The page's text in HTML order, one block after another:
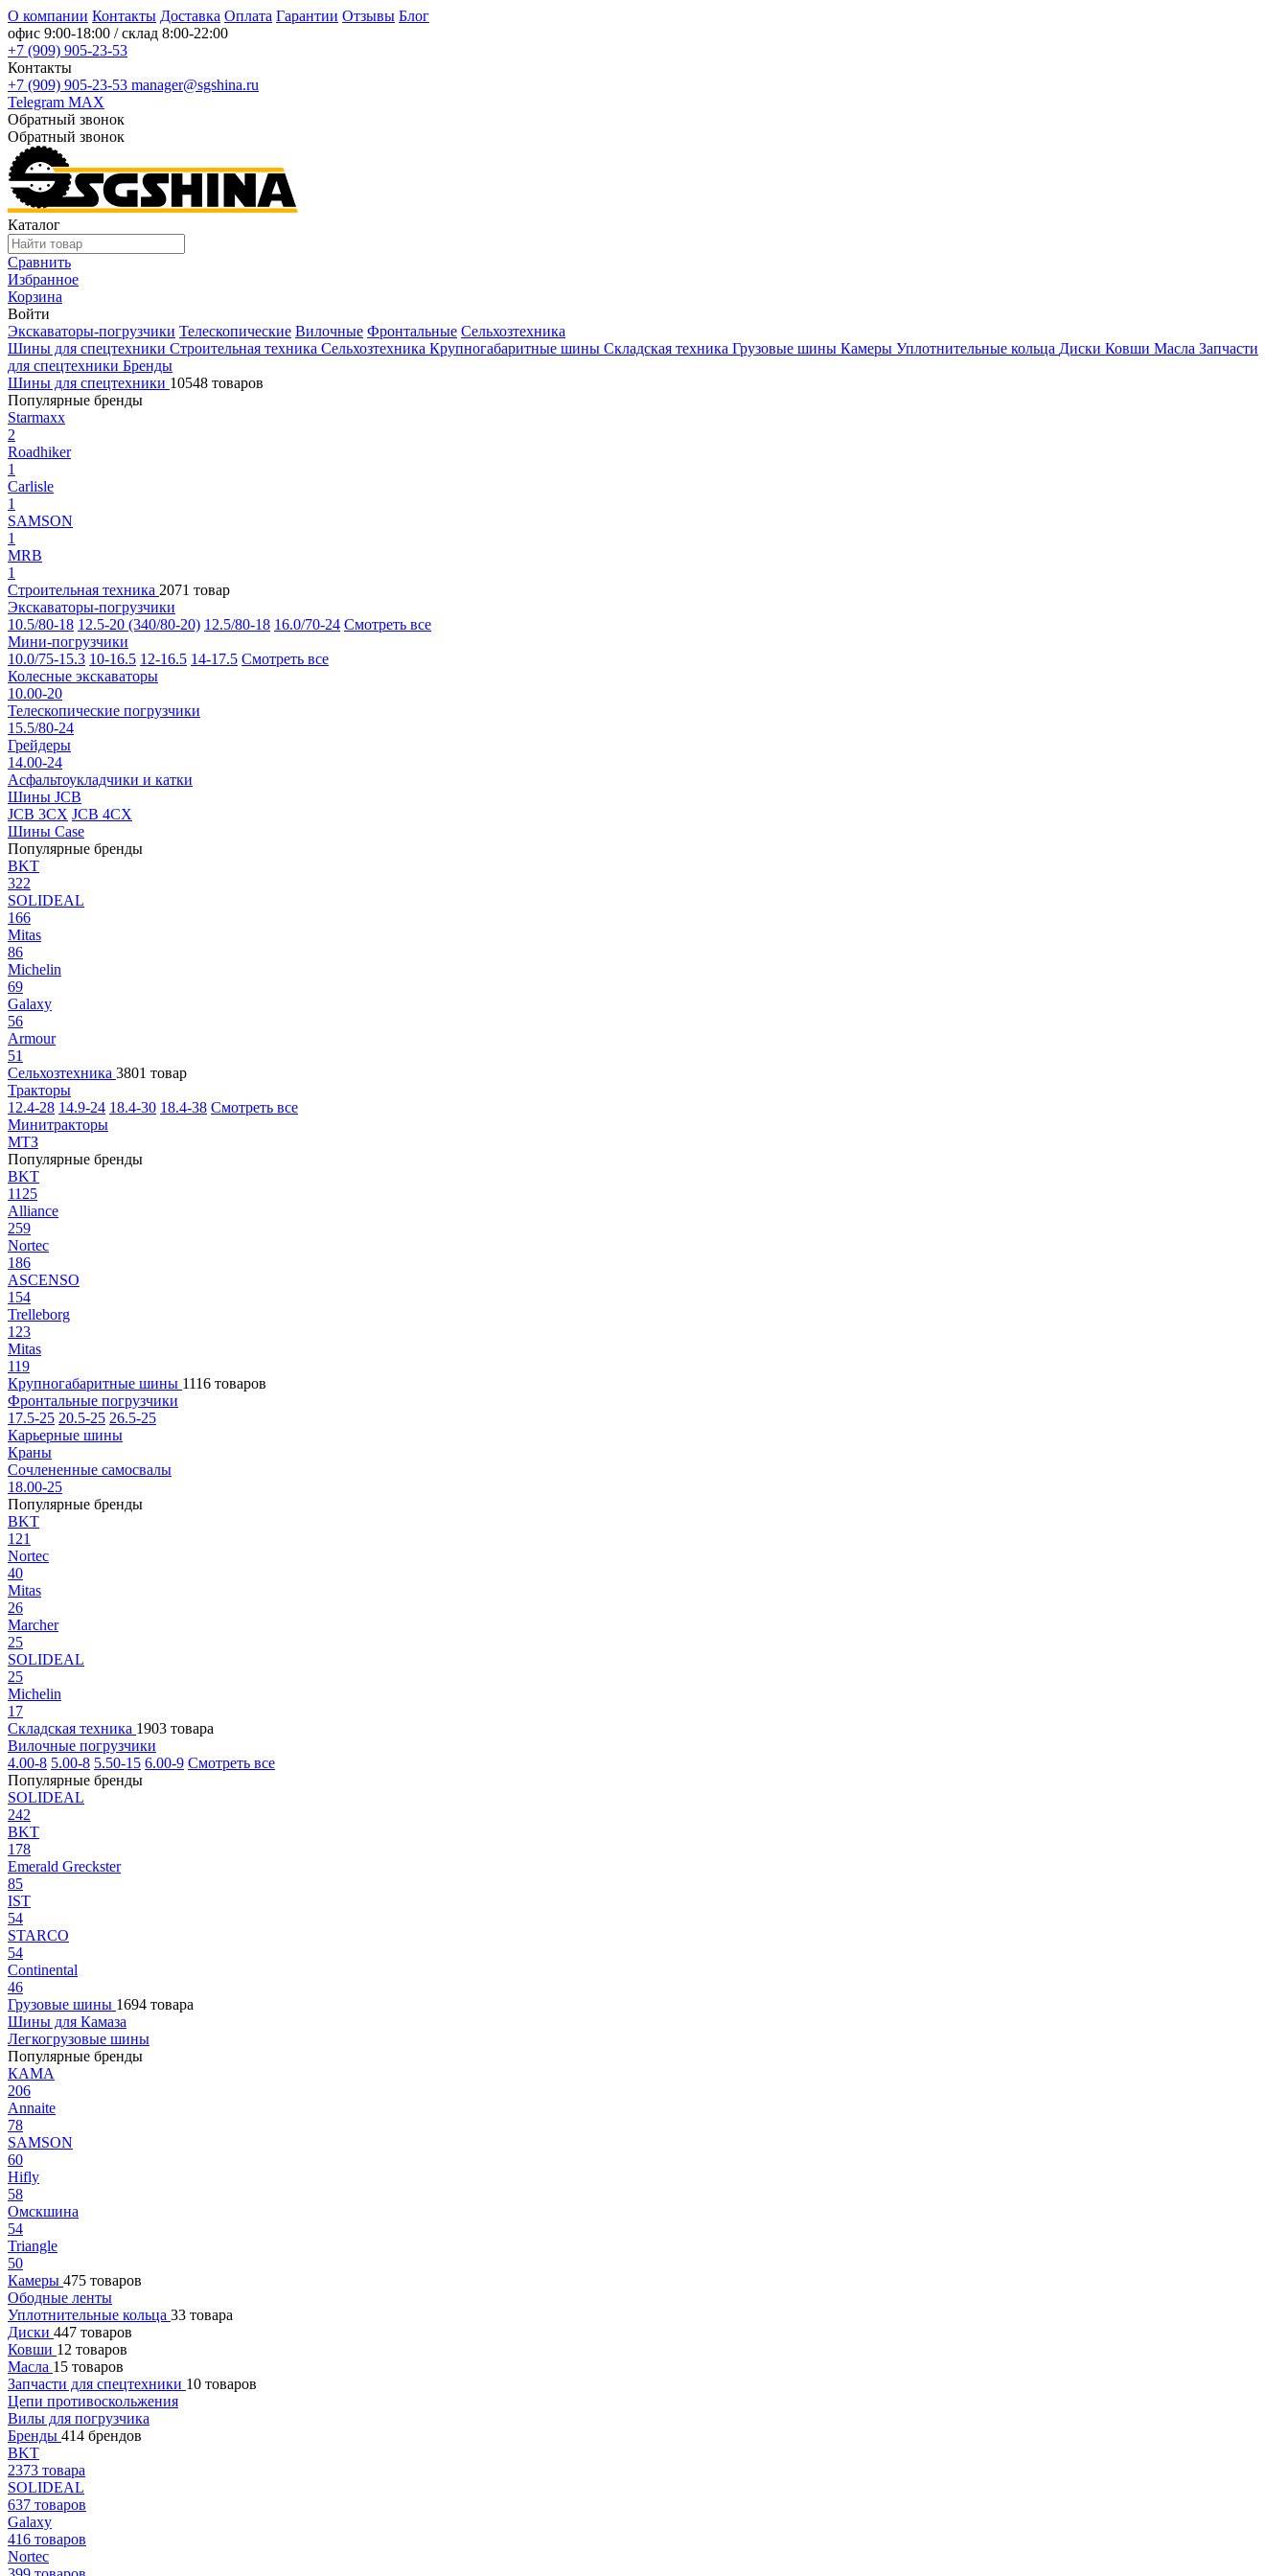
О компании Контакты Доставка Оплата Гарантии Отзывы Блог
офис 9:00-18:00 / склад 8:00-22:00
+7 (909) 905-23-53
Контакты
+7 (909) 905-23-53 manager@sgshina.ru
Telegram MAX
Обратный звонок
Обратный звонок
Каталог
Сравнить
Избранное
Корзина
Войти
Экскаваторы-погрузчики Телескопические Вилочные Фронтальные Сельхозтехника
Шины для спецтехники Строительная техника Сельхозтехника Крупногабаритные шины Складская техника Грузовые шины Камеры Уплотнительные кольца Диски Ковши Масла Запчасти
для спецтехники Бренды
Шины для спецтехники 10548 товаров
Популярные бренды
Starmaxx
2
Roadhiker
1
Carlisle
1
SAMSON
1
MRB
1
Строительная техника 2071 товар
Экскаваторы-погрузчики
10.5/80-18 12.5-20 (340/80-20) 12.5/80-18 16.0/70-24 Смотреть все
Мини-погрузчики
10.0/75-15.3 10-16.5 12-16.5 14-17.5 Смотреть все
Колесные экскаваторы
10.00-20
Телескопические погрузчики
15.5/80-24
Грейдеры
14.00-24
Асфальтоукладчики и катки
Шины JCB
JCB 3CX JCB 4CX
Шины Case
Популярные бренды
BKT
322
SOLIDEAL
166
Mitas
86
Michelin
69
Galaxy
56
Armour
51
Сельхозтехника 3801 товар
Тракторы
12.4-28 14.9-24 18.4-30 18.4-38 Смотреть все
Минитракторы
МТЗ
Популярные бренды
BKT
1125
Alliance
259
Nortec
186
ASCENSO
154
Trelleborg
123
Mitas
119
Крупногабаритные шины 1116 товаров
Фронтальные погрузчики
17.5-25 20.5-25 26.5-25
Карьерные шины
Краны
Сочлененные самосвалы
18.00-25
Популярные бренды
BKT
121
Nortec
40
Mitas
26
Marcher
25
SOLIDEAL
25
Michelin
17
Складская техника 1903 товара
Вилочные погрузчики
4.00-8 5.00-8 5.50-15 6.00-9 Смотреть все
Популярные бренды
SOLIDEAL
242
BKT
178
Emerald Greckster
85
IST
54
STARCO
54
Continental
46
Грузовые шины 1694 товара
Шины для Камаза
Легкогрузовые шины
Популярные бренды
КАМА
206
Annaite
78
SAMSON
60
Hifly
58
Омскшина
54
Triangle
50
Камеры 475 товаров
Ободные ленты
Уплотнительные кольца 33 товара
Диски 447 товаров
Ковши 12 товаров
Масла 15 товаров
Запчасти для спецтехники 10 товаров
Цепи противоскольжения
Вилы для погрузчика
Бренды 414 брендов
BKT
2373 товара
SOLIDEAL
637 товаров
Galaxy
416 товаров
Nortec